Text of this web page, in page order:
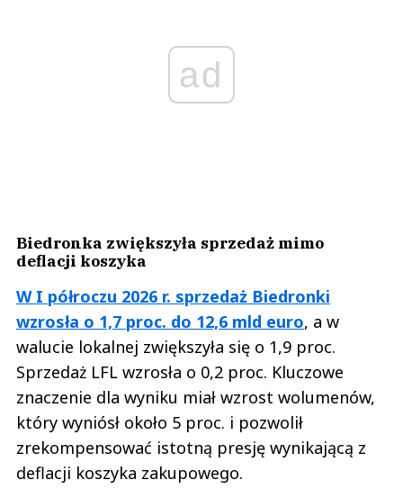
ad
Biedronka zwiększyła sprzedaż mimo
deflacji koszyka
W I półroczu 2026 r. sprzedaż Biedronki
wzrosła o 1,7 proc. do 12,6 mld euro, a w
walucie lokalnej zwiększyła się o 1,9 proc.
Sprzedaż LFL wzrosła o 0,2 proc. Kluczowe
znaczenie dla wyniku miał wzrost wolumenów,
który wyniósł około 5 proc. i pozwolił
zrekompensować istotną presję wynikającą z
deflacji koszyka zakupowego.